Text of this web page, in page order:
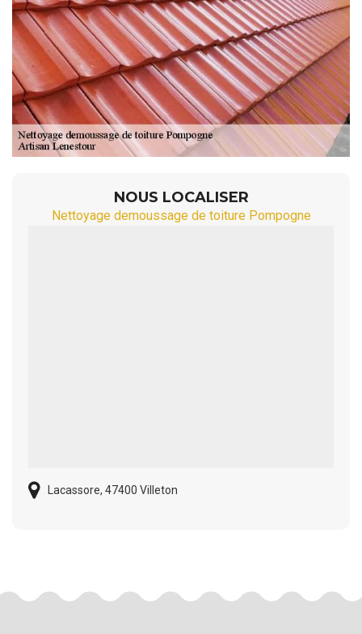
NOUS LOCALISER
Nettoyage demoussage de toiture Pompogne
Lacassore, 47400 Villeton